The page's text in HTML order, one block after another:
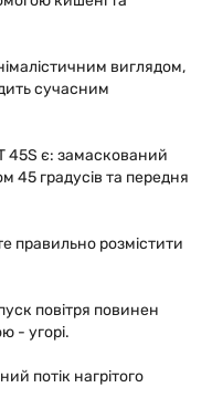
виглядом,
сучасним
45S є: замаскований
45 градусів та передня
правильно розмістити
повітря повинен
- угорі.
потік нагрітого